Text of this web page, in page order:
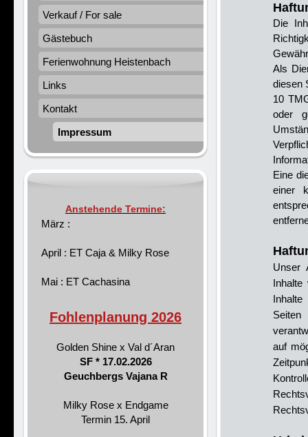
Die
Als
diesen
10
oder
Eine
einer
Unser
Inhalte
auf
Verkauf / For sale
Gästebuch
Ferienwohnung Heistenbach
Links
Kontakt
Impressum
Anstehende Termine:
März :
April : ET Caja & Milky Rose
Mai : ET Cachasina
Fohlenplanung 2026
Golden Shine x Val d´Aran
SF * 17.02.2026
Geuchbergs Vajana R
Milky Rose x Endgame
Termin 15. April